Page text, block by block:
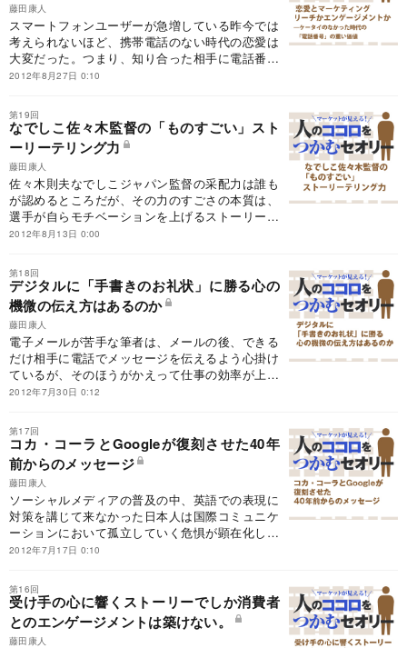
藤田康人
スマートフォンユーザーが急増している昨今では
考えられないほど、携帯電話のない時代の恋愛は
大変だった。つまり、知り合った相手に電話番号
を教えてもらうということの意味は……。電話番
点（?）を考えてみた。
2012年8月27日 0:10
第19回
なでしこ佐々木監督の「ものすごい」スト
ーリーテリング力
藤田康人
佐々木則夫なでしこジャパン監督の采配力は誰も
が認めるところだが、その力のすごさの本質は、
選手が自らモチベーションを上げるストーリーを
描かせる点にあるのではないだろか。これは、ビ
はまる。
2012年8月13日 0:00
第18回
デジタルに「手書きのお礼状」に勝る心の
機微の伝え方はあるのか
藤田康人
電子メールが苦手な筆者は、メールの後、できる
だけ相手に電話でメッセージを伝えるよう心掛け
ているが、そのほうがかえって仕事の効率が上が
るという。デジタル時代にあっても人と心の機微
2012年7月30日 0:12
第17回
コカ・コーラとGoogleが復刻させた40年
前からのメッセージ
藤田康人
ソーシャルメディアの普及の中、英語での表現に
対策を講じて来なかった日本人は国際コミュニケ
ーションにおいて孤立していく危惧が顕在化して
いる。カンヌで高い評価を得たコカ・コーラと
ントを与えてくれた。
2012年7月17日 0:10
第16回
受け手の心に響くストーリーでしか消費者
とのエンゲージメントは築けない。
藤田康人